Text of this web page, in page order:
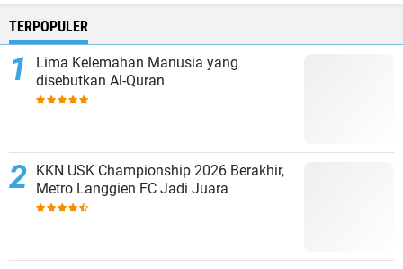
TERPOPULER
Lima Kelemahan Manusia yang
disebutkan Al-Quran
KKN USK Championship 2026 Berakhir,
Metro Langgien FC Jadi Juara